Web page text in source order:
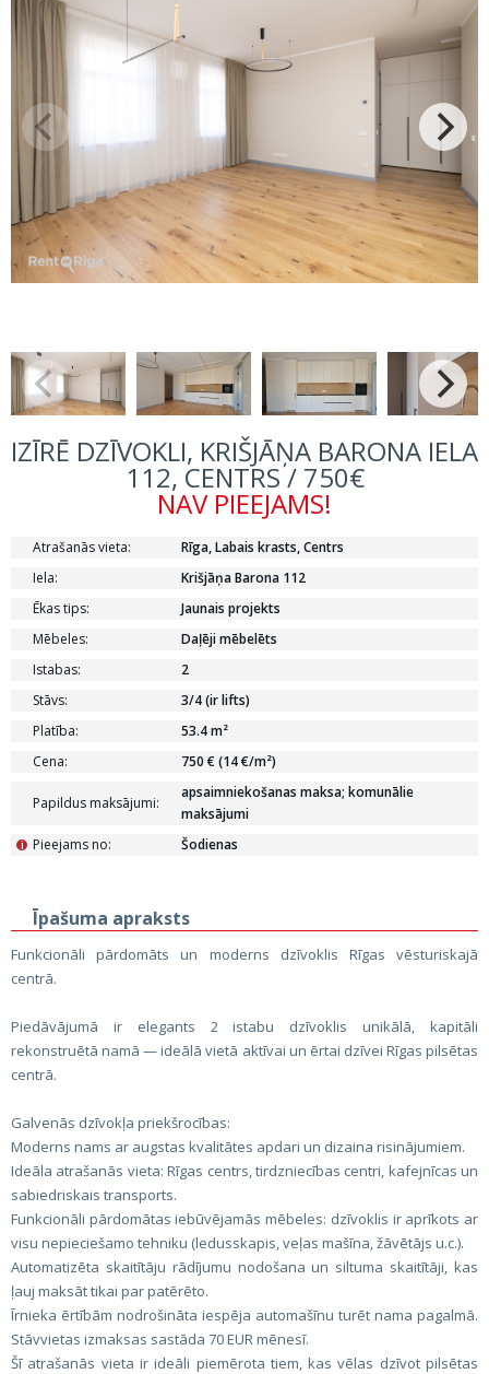
IZĪRĒ DZĪVOKLI, KRIŠJĀŅA BARONA IELA
112, CENTRS / 750€
NAV PIEEJAMS!
Atrašanās vieta:
Rīga, Labais krasts, Centrs
Iela:
Krišjāņa Barona 112
Ēkas tips:
Jaunais projekts
Mēbeles:
Daļēji mēbelēts
Istabas:
2
Stāvs:
3/4 (ir lifts)
Platība:
53.4 m²
Cena:
750 € (14 €/m²)
Papildus maksājumi:
apsaimniekošanas maksa; komunālie
maksājumi
Pieejams no:
i Šodienas
Īpašuma apraksts
Funkcionāli pārdomāts un moderns dzīvoklis Rīgas vēsturiskajā
centrā.
Piedāvājumā ir elegants 2 istabu dzīvoklis unikālā, kapitāli
rekonstruētā namā — ideālā vietā aktīvai un ērtai dzīvei Rīgas pilsētas
centrā.
Galvenās dzīvokļa priekšrocības:
Moderns nams ar augstas kvalitātes apdari un dizaina risinājumiem.
Ideāla atrašanās vieta: Rīgas centrs, tirdzniecības centri, kafejnīcas un
sabiedriskais transports.
Funkcionāli pārdomātas iebūvējamās mēbeles: dzīvoklis ir aprīkots ar
visu nepieciešamo tehniku (ledusskapis, veļas mašīna, žāvētājs u.c.).
Automatizēta skaitītāju rādījumu nodošana un siltuma skaitītāji, kas
ļauj maksāt tikai par patērēto.
Īrnieka ērtībām nodrošināta iespēja automašīnu turēt nama pagalmā.
Stāvvietas izmaksas sastāda 70 EUR mēnesī.
Šī atrašanās vieta ir ideāli piemērota tiem, kas vēlas dzīvot pilsētas